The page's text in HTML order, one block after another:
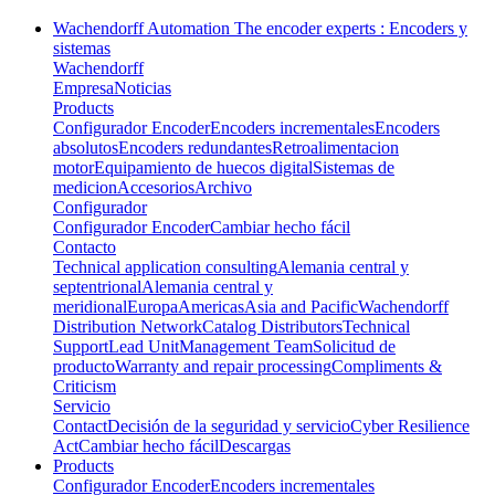
Wachendorff Automation The encoder experts : Encoders y
sistemas
Wachendorff
EmpresaNoticias
Products
Configurador EncoderEncoders incrementalesEncoders
absolutosEncoders redundantesRetroalimentacion
motorEquipamiento de huecos digitalSistemas de
medicionAccesoriosArchivo
Configurador
Configurador EncoderCambiar hecho fácil
Contacto
Technical application consultingAlemania central y
septentrionalAlemania central y
meridionalEuropaAmericasAsia and PacificWachendorff
Distribution NetworkCatalog DistributorsTechnical
SupportLead UnitManagement TeamSolicitud de
productoWarranty and repair processingCompliments &
Criticism
Servicio
ContactDecisión de la seguridad y servicioCyber Resilience
ActCambiar hecho fácilDescargas
Products
Configurador EncoderEncoders incrementales